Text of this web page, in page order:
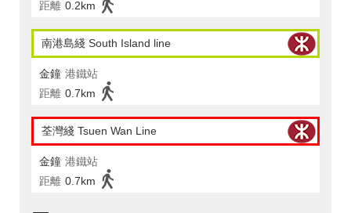
距離 0.2km
南港島綫 South Island line
金鐘 港鐵站
距離 0.7km
荃灣綫 Tsuen Wan Line
金鐘 港鐵站
距離 0.7km